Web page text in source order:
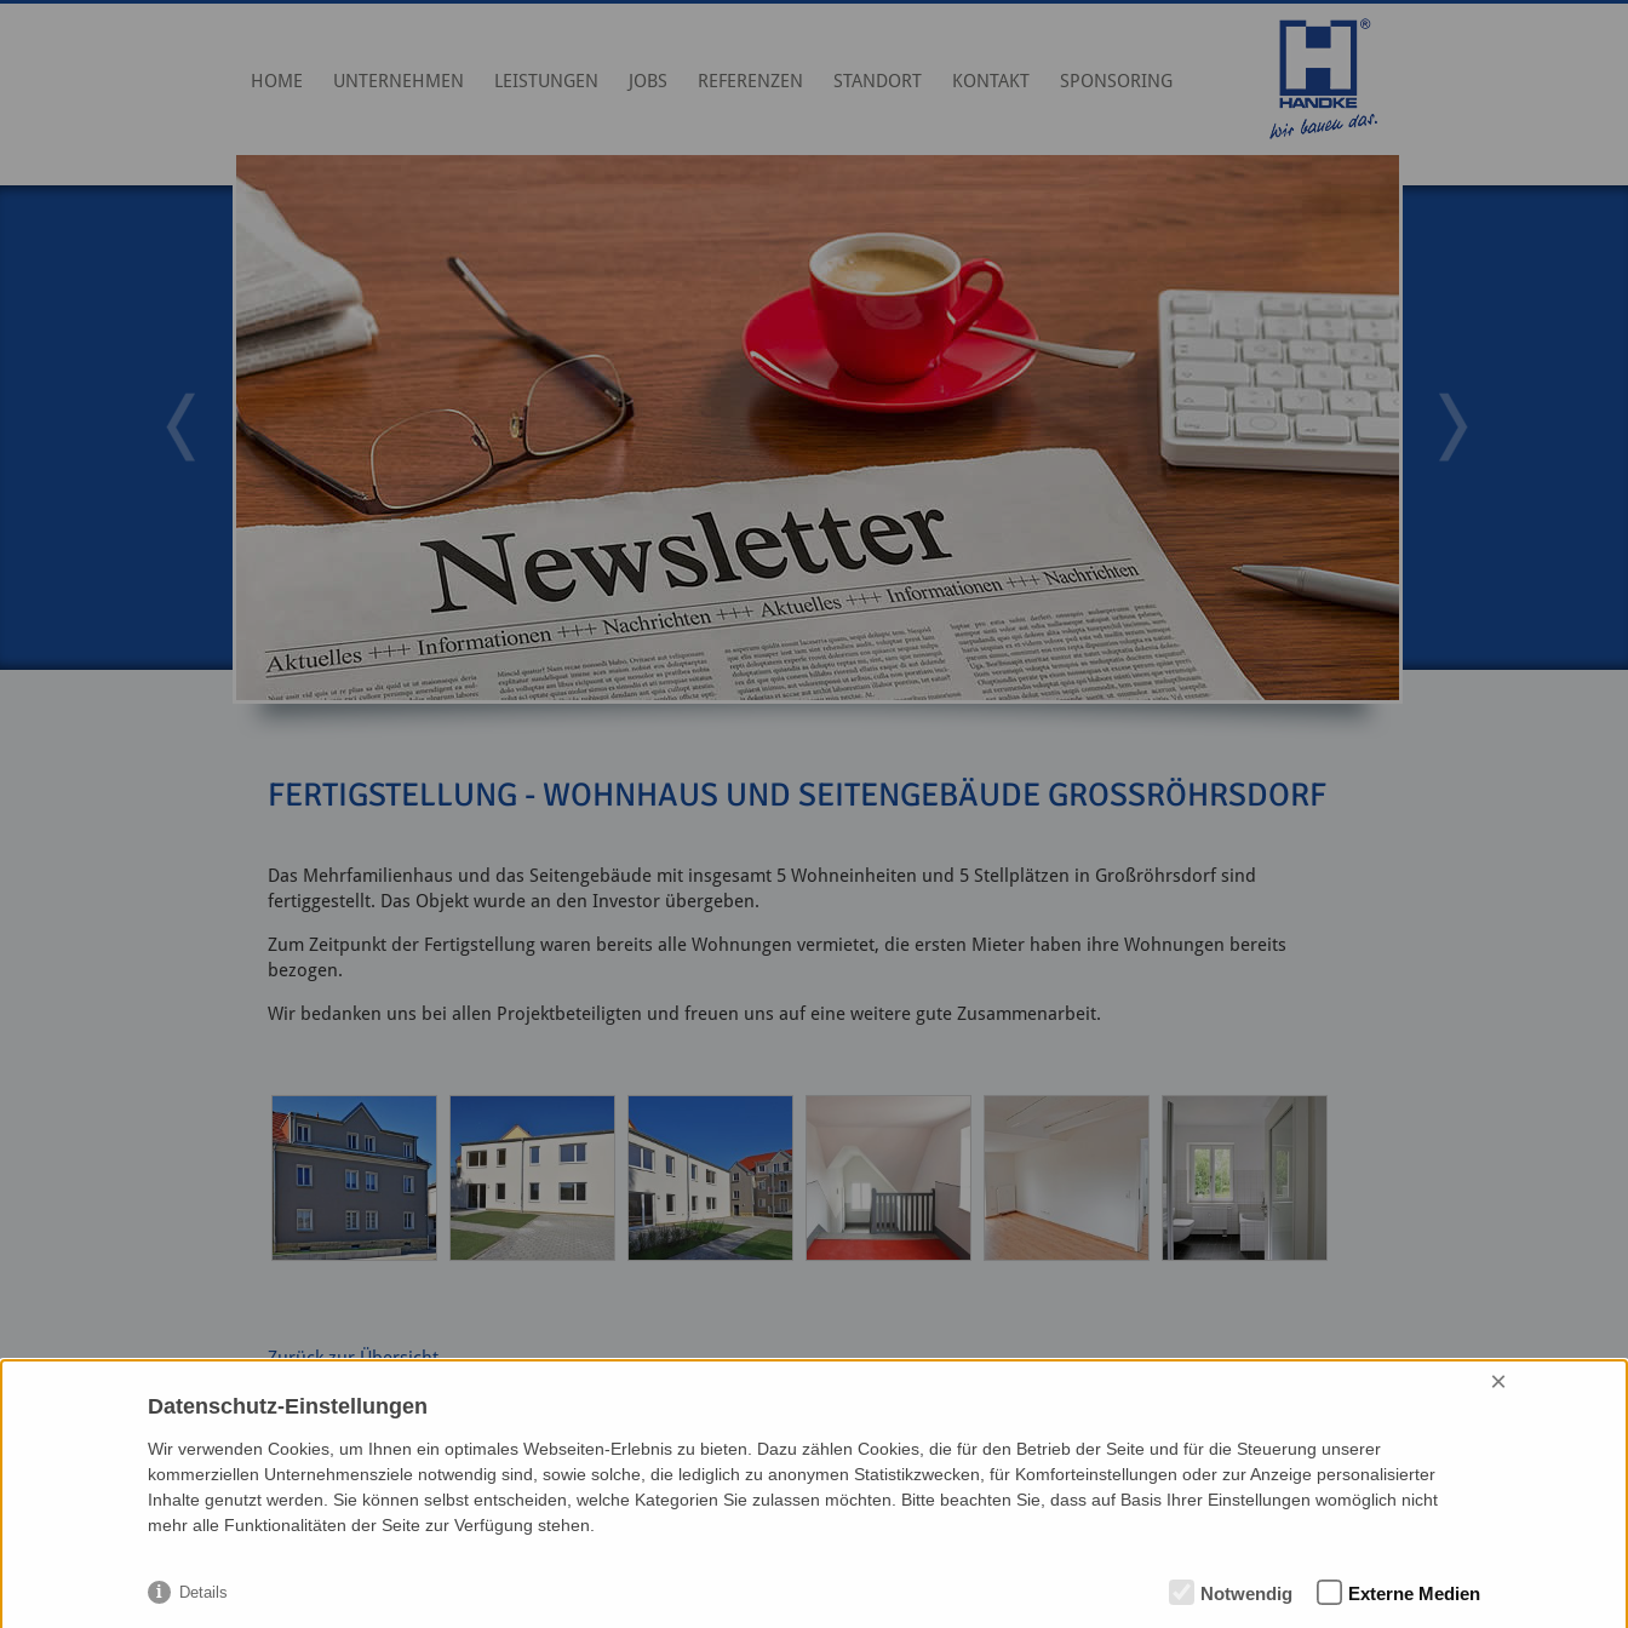
HOME UNTERNEHMEN LEISTUNGEN JOBS REFERENZEN STANDORT KONTAKT SPONSORING
FERTIGSTELLUNG - WOHNHAUS UND SEITENGEBÄUDE GROSSRÖHRSDORF
Das Mehrfamilienhaus und das Seitengebäude mit insgesamt 5 Wohneinheiten und 5 Stellplätzen in Großröhrsdorf sind
fertiggestellt. Das Objekt wurde an den Investor übergeben.
Zum Zeitpunkt der Fertigstellung waren bereits alle Wohnungen vermietet, die ersten Mieter haben ihre Wohnungen bereits
bezogen.
Wir bedanken uns bei allen Projektbeteiligten und freuen uns auf eine weitere gute Zusammenarbeit.
Zurück zur Übersicht
HANDKE BAU GMBH
Robert-Blum-Str. 3
HOME
Datenschutz-Einstellungen
×
Wir verwenden Cookies, um Ihnen ein optimales Webseiten-Erlebnis zu bieten. Dazu zählen Cookies, die für den Betrieb der Seite und für die Steuerung unserer
kommerziellen Unternehmensziele notwendig sind, sowie solche, die lediglich zu anonymen Statistikzwecken, für Komforteinstellungen oder zur Anzeige personalisierter
Inhalte genutzt werden. Sie können selbst entscheiden, welche Kategorien Sie zulassen möchten. Bitte beachten Sie, dass auf Basis Ihrer Einstellungen womöglich nicht
mehr alle Funktionalitäten der Seite zur Verfügung stehen.
Notwendig Externe Medien
Details